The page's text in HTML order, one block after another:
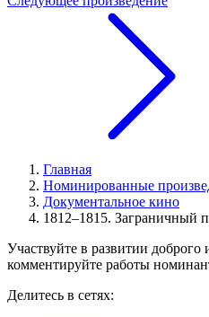
Главная
Номинированные
Документальное кино
1812–1815. Заграничный
Участвуйте в развитии
комментируйте работы
Делитесь в сетях: